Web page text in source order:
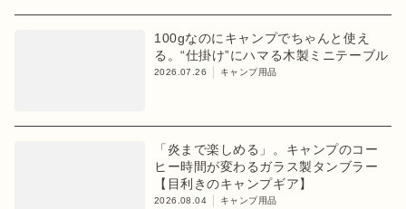
100gなのにキャンプでちゃんと使え
る。“仕掛け”にハマる木製ミニテーブル
2026.07.26 キャンプ用品
「炎まで楽しめる」。キャンプのコー
ヒー時間が変わるガラス製タンブラー
【目利きのキャンプギア】
2026.08.04 キャンプ用品